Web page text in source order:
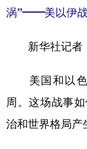
文化
访谈
食品
学术中国
涡”——美以伊战
新华社记者
美国和以色
周。这场战事
治和世界格局产